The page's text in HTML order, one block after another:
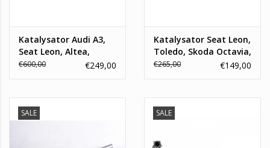
Katalysator Audi A3,
Seat Leon, Altea,
Skoda Octavia, Golf
€600,00 €249,00
Katalysator Seat Leon,
Toledo, Skoda Octavia,
Volkswagen Bora, Golf
€265,00 €149,00
SALE SALE